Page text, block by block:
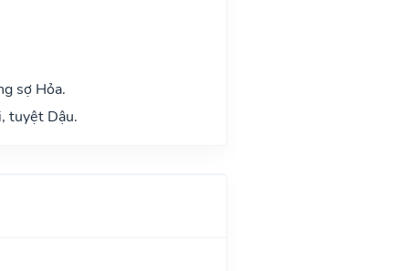
sợ Hỏa.
tuyệt Dậu.